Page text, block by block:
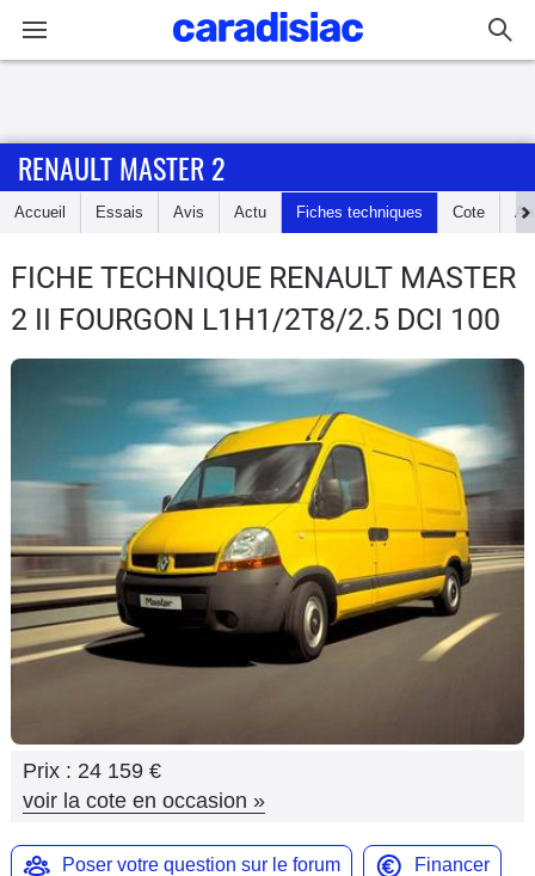
Accueil
Essais
Guide
Utilitaires
Flottes
Auto
Services
Moto
Marques
RENAULT MASTER 2
Accueil Essais Avis Actu Fiches techniques Cote
FICHE TECHNIQUE RENAULT MASTER
2 II FOURGON L1H1/2T8/2.5 DCI 100
Prix : 24 159 €
voir la cote en occasion »
Poser votre question sur le forum Financer